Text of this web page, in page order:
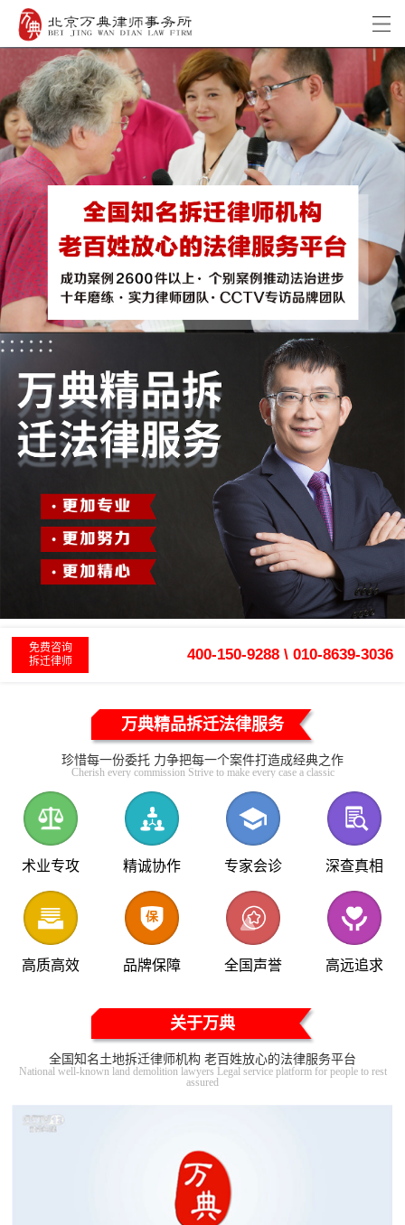
免费咨询
拆迁律师
400-150-9288 \ 010-8639-3036
万典精品拆迁法律服务
珍惜每一份委托 力争把每一个案件打造成经典之作
Cherish every commission Strive to make every case a classic
术业专攻 精诚协作 专家会诊 深查真相
高质高效 品牌保障 全国声誉 高远追求
关于万典
全国知名土地拆迁律师机构 老百姓放心的法律服务平台
National well-known land demolition lawyers Legal service platform for people to rest
assured